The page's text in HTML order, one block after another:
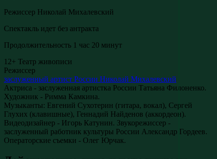
Режиссер Николай Михалевский
Спектакль идет без антракта
Продолжительность 1 час 20 минут
12+ Театр живописи
Режиссер
заслуженный артист России Николай Михалевский
Актриса - заслуженная артистка России Татьяна Филоненко.
Художник - Римма Камкина.
Музыканты: Евгений Сухотерин (гитара, вокал), Сергей
Глухих (клавишные), Геннадий Найденов (аккордеон).
Видеодизайнер - Игорь Катунин. Звукорежиссер -
заслуженный работник культуры России Александр Гордеев.
Операторские съемки - Олег Юрчак.